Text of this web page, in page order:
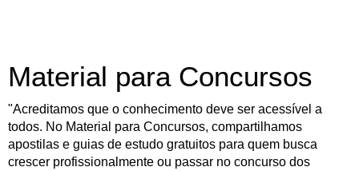
Material para Concursos
"Acreditamos que o conhecimento deve ser acessível a
todos. No Material para Concursos, compartilhamos
apostilas e guias de estudo gratuitos para quem busca
crescer profissionalmente ou passar no concurso dos